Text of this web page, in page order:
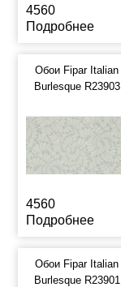
4560
Подробнее
Обои Fipar Italian
Burlesque R23903
4560
Подробнее
Обои Fipar Italian
Burlesque R23901